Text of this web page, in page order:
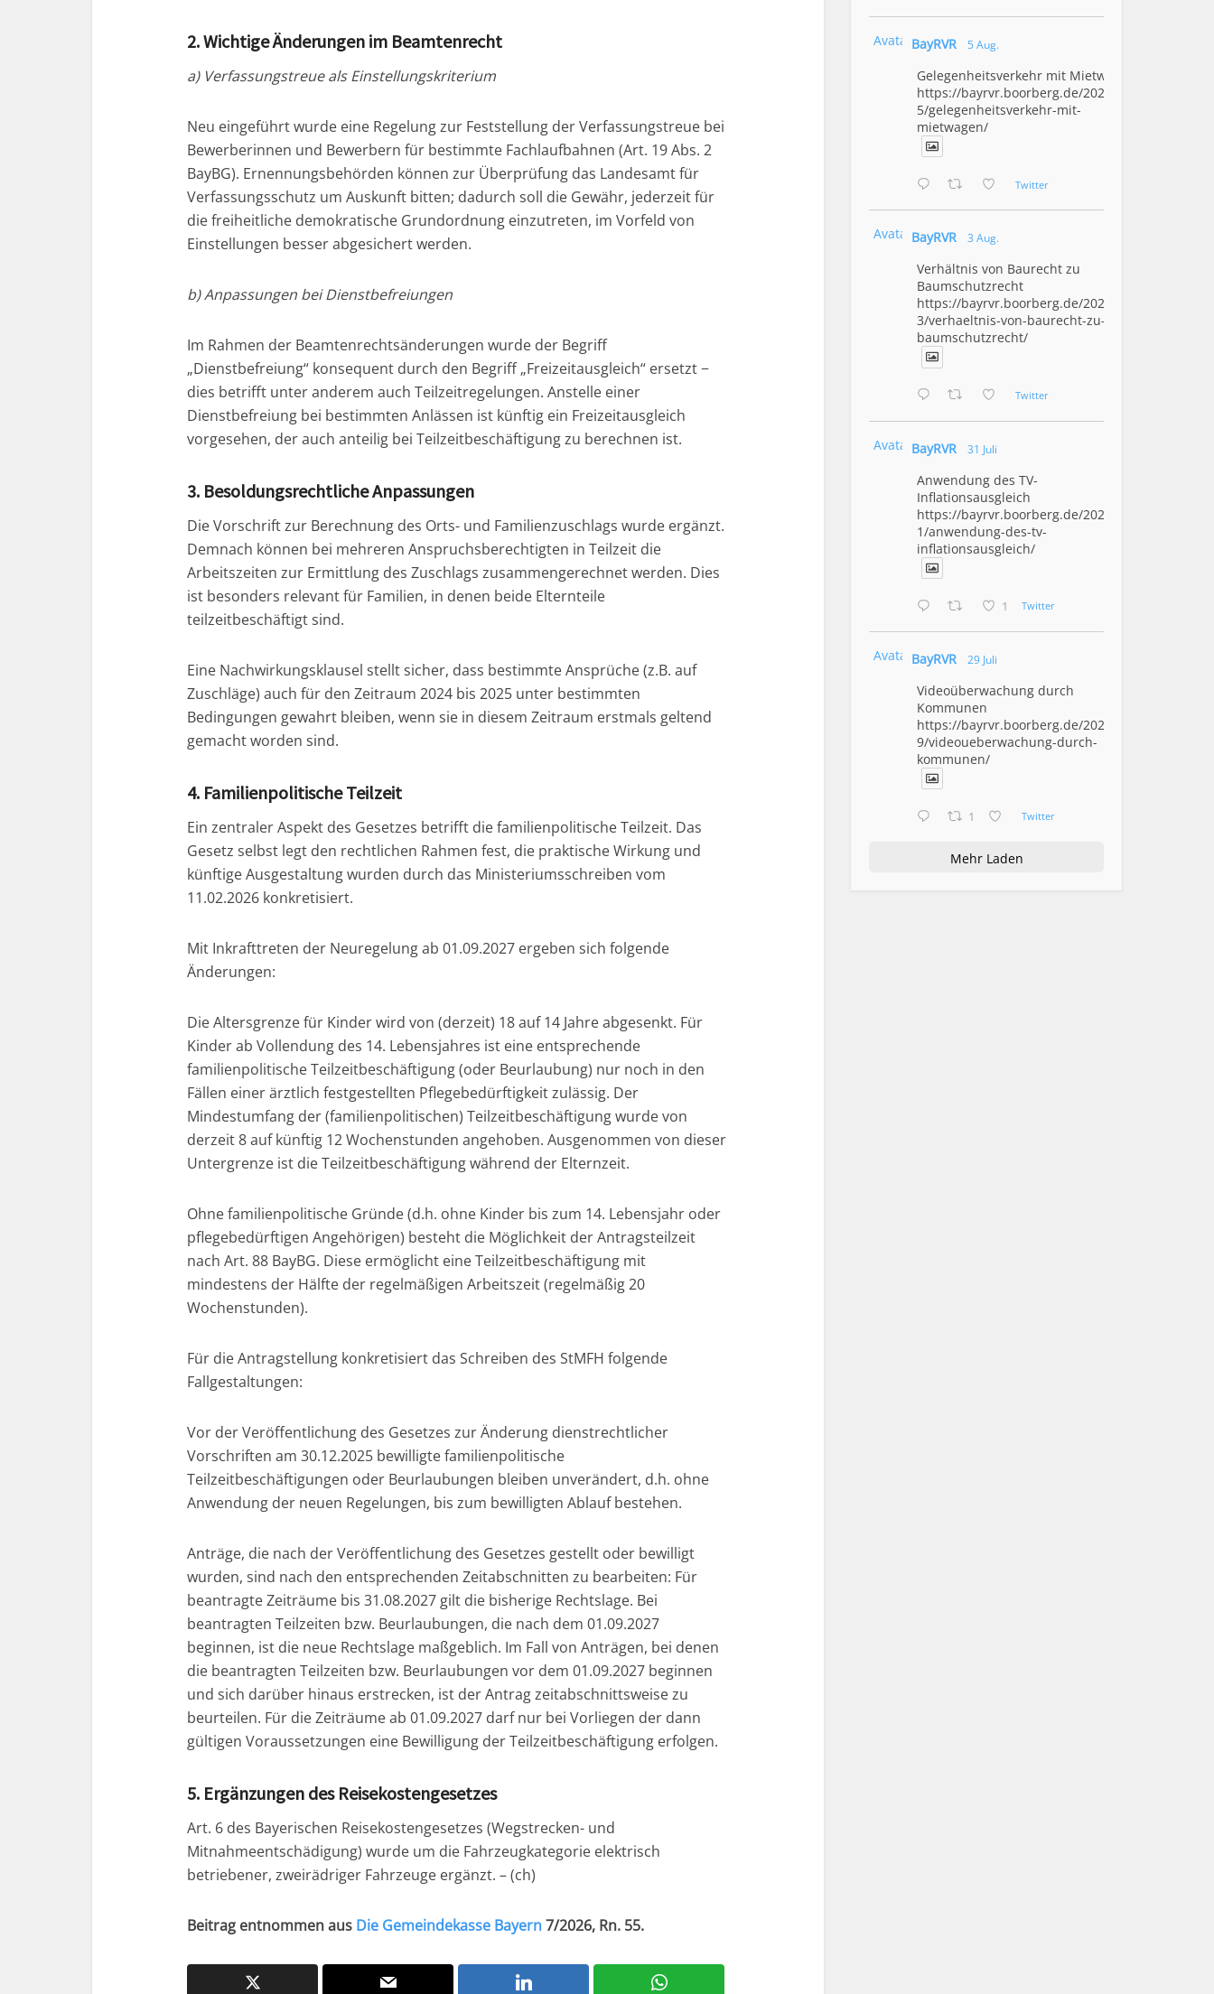
2. Wichtige Änderungen im Beamtenrecht
a) Verfassungstreue als Einstellungskriterium
Neu eingeführt wurde eine Regelung zur Feststellung der Verfassungstreue bei
Bewerberinnen und Bewerbern für bestimmte Fachlaufbahnen (Art. 19 Abs. 2
BayBG). Ernennungsbehörden können zur Überprüfung das Landesamt für
Verfassungsschutz um Auskunft bitten; dadurch soll die Gewähr, jederzeit für
die freiheitliche demokratische Grundordnung einzutreten, im Vorfeld von
Einstellungen besser abgesichert werden.
b) Anpassungen bei Dienstbefreiungen
Im Rahmen der Beamtenrechtsänderungen wurde der Begriff
„Dienstbefreiung“ konsequent durch den Begriff „Freizeitausgleich“ ersetzt −
dies betrifft unter anderem auch Teilzeitregelungen. Anstelle einer
Dienstbefreiung bei bestimmten Anlässen ist künftig ein Freizeitausgleich
vorgesehen, der auch anteilig bei Teilzeitbeschäftigung zu berechnen ist.
3. Besoldungsrechtliche Anpassungen
Die Vorschrift zur Berechnung des Orts- und Familienzuschlags wurde ergänzt.
Demnach können bei mehreren Anspruchsberechtigten in Teilzeit die
Arbeitszeiten zur Ermittlung des Zuschlags zusammengerechnet werden. Dies
ist besonders relevant für Familien, in denen beide Elternteile
teilzeitbeschäftigt sind.
Eine Nachwirkungsklausel stellt sicher, dass bestimmte Ansprüche (z.B. auf
Zuschläge) auch für den Zeitraum 2024 bis 2025 unter bestimmten
Bedingungen gewahrt bleiben, wenn sie in diesem Zeitraum erstmals geltend
gemacht worden sind.
4. Familienpolitische Teilzeit
Ein zentraler Aspekt des Gesetzes betrifft die familienpolitische Teilzeit. Das
Gesetz selbst legt den rechtlichen Rahmen fest, die praktische Wirkung und
künftige Ausgestaltung wurden durch das Ministeriumsschreiben vom
11.02.2026 konkretisiert.
Mit Inkrafttreten der Neuregelung ab 01.09.2027 ergeben sich folgende
Änderungen:
Die Altersgrenze für Kinder wird von (derzeit) 18 auf 14 Jahre abgesenkt. Für
Kinder ab Vollendung des 14. Lebensjahres ist eine entsprechende
familienpolitische Teilzeitbeschäftigung (oder Beurlaubung) nur noch in den
Fällen einer ärztlich festgestellten Pflegebedürftigkeit zulässig. Der
Mindestumfang der (familienpolitischen) Teilzeitbeschäftigung wurde von
derzeit 8 auf künftig 12 Wochenstunden angehoben. Ausgenommen von dieser
Untergrenze ist die Teilzeitbeschäftigung während der Elternzeit.
Ohne familienpolitische Gründe (d.h. ohne Kinder bis zum 14. Lebensjahr oder
pflegebedürftigen Angehörigen) besteht die Möglichkeit der Antragsteilzeit
nach Art. 88 BayBG. Diese ermöglicht eine Teilzeitbeschäftigung mit
mindestens der Hälfte der regelmäßigen Arbeitszeit (regelmäßig 20
Wochenstunden).
Für die Antragstellung konkretisiert das Schreiben des StMFH folgende
Fallgestaltungen:
Vor der Veröffentlichung des Gesetzes zur Änderung dienstrechtlicher
Vorschriften am 30.12.2025 bewilligte familienpolitische
Teilzeitbeschäftigungen oder Beurlaubungen bleiben unverändert, d.h. ohne
Anwendung der neuen Regelungen, bis zum bewilligten Ablauf bestehen.
Anträge, die nach der Veröffentlichung des Gesetzes gestellt oder bewilligt
wurden, sind nach den entsprechenden Zeitabschnitten zu bearbeiten: Für
beantragte Zeiträume bis 31.08.2027 gilt die bisherige Rechtslage. Bei
beantragten Teilzeiten bzw. Beurlaubungen, die nach dem 01.09.2027
beginnen, ist die neue Rechtslage maßgeblich. Im Fall von Anträgen, bei denen
die beantragten Teilzeiten bzw. Beurlaubungen vor dem 01.09.2027 beginnen
und sich darüber hinaus erstrecken, ist der Antrag zeitabschnittsweise zu
beurteilen. Für die Zeiträume ab 01.09.2027 darf nur bei Vorliegen der dann
gültigen Voraussetzungen eine Bewilligung der Teilzeitbeschäftigung erfolgen.
5. Ergänzungen des Reisekostengesetzes
Art. 6 des Bayerischen Reisekostengesetzes (Wegstrecken- und
Mitnahmeentschädigung) wurde um die Fahrzeugkategorie elektrisch
betriebener, zweirädriger Fahrzeuge ergänzt. – (ch)
Beitrag entnommen aus Die Gemeindekasse Bayern7/2026, Rn. 55.
Avatar BayRVR 5 Aug.
Gelegenheitsverkehr mit Mietwagen
https://bayrvr.boorberg.de/2026/08/0
5/gelegenheitsverkehr-mit-
mietwagen/
Twitter
Avatar BayRVR 3 Aug.
Verhältnis von Baurecht zu
Baumschutzrecht
https://bayrvr.boorberg.de/2026/08/0
3/verhaeltnis-von-baurecht-zu-
baumschutzrecht/
Twitter
Avatar BayRVR 31 Juli
Anwendung des TV-
Inflationsausgleich
https://bayrvr.boorberg.de/2026/07/3
1/anwendung-des-tv-
inflationsausgleich/
1 Twitter
Avatar BayRVR 29 Juli
Videoüberwachung durch
Kommunen
https://bayrvr.boorberg.de/2026/07/2
9/videoueberwachung-durch-
kommunen/
1 Twitter
Mehr Laden